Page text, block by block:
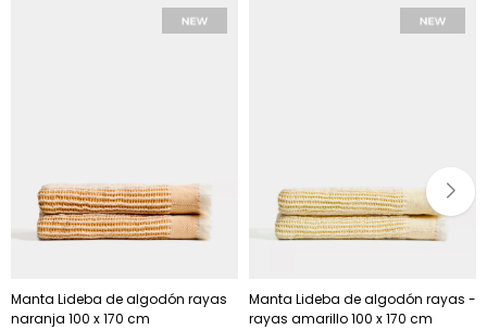
Manta Lideba de algodón rayas
naranja 100 x 170 cm
Manta Lideba de algodón rayas -
rayas amarillo 100 x 170 cm